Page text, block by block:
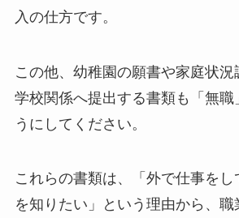
入の仕方です。
この他、幼稚園の願書や家庭状況
学校関係へ提出する書類も「無職
うにしてください。
これらの書類は、「外で仕事を
を知りたい」という理由から、